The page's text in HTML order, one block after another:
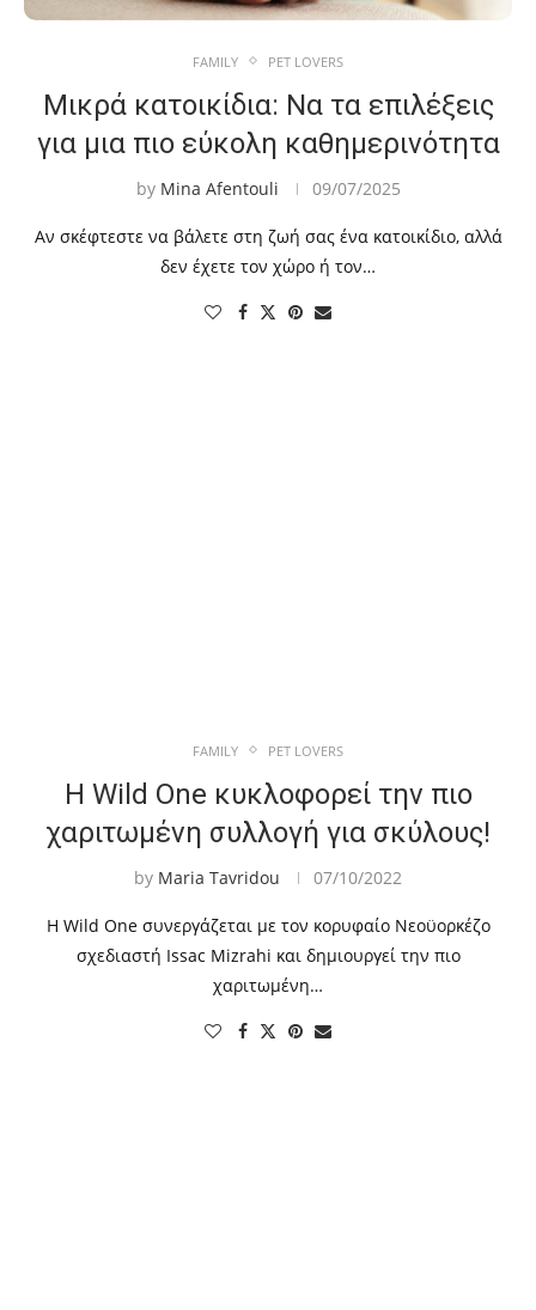
FAMILY PET LOVERS
Μικρά κατοικίδια: Να τα επιλέξεις
για μια πιο εύκολη καθημερινότητα
by Mina Afentouli 09/07/2025
Αν σκέφτεστε να βάλετε στη ζωή σας ένα κατοικίδιο, αλλά
δεν έχετε τον χώρο ή τον…
FAMILY PET LOVERS
Η Wild One κυκλοφορεί την πιο
χαριτωμένη συλλογή για σκύλους!
by Maria Tavridou 07/10/2022
Η Wild One συνεργάζεται με τον κορυφαίο Νεοϋορκέζο
σχεδιαστή Issac Mizrahi και δημιουργεί την πιο
χαριτωμένη…